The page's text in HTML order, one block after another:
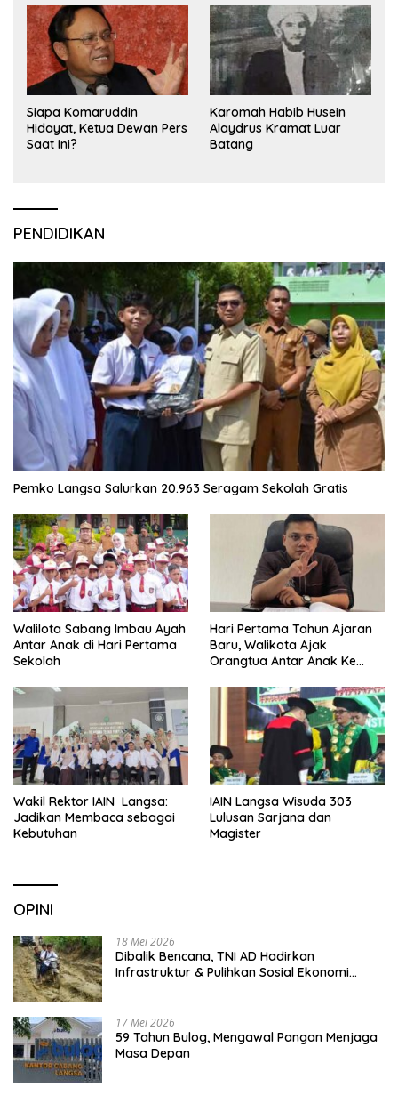
Siapa Komaruddin
Hidayat, Ketua Dewan Pers
Saat Ini?
Karomah Habib Husein
Alaydrus Kramat Luar
Batang
PENDIDIKAN
Pemko Langsa Salurkan 20.963 Seragam Sekolah Gratis
Walilota Sabang Imbau Ayah
Antar Anak di Hari Pertama
Sekolah
Hari Pertama Tahun Ajaran
Baru, Walikota Ajak
Orangtua Antar Anak Ke
Wakil Rektor IAIN Langsa:
Jadikan Membaca sebagai
Kebutuhan
IAIN Langsa Wisuda 303
Lulusan Sarjana dan
Magister
OPINI
18 Mei 2026
Dibalik Bencana, TNI AD Hadirkan
Infrastruktur & Pulihkan Sosial Ekonomi
17 Mei 2026
59 Tahun Bulog, Mengawal Pangan Menjaga
Masa Depan